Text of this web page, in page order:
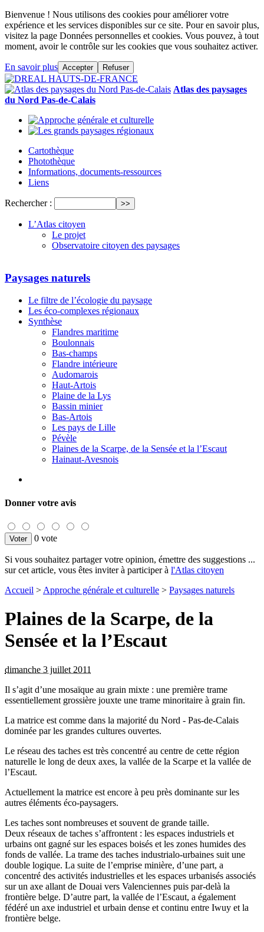
Bienvenue ! Nous utilisons des cookies pour améliorer votre
expérience et les services disponibles sur ce site. Pour en savoir plus,
visitez la page Données personnelles et cookies. Vous pouvez, à tout
moment, avoir le contrôle sur les cookies que vous souhaitez activer.
En savoir plus Accepter Refuser
Atlas des paysages
du Nord Pas-de-Calais
Cartothèque
Photothèque
Informations, documents-ressources
Liens
Rechercher :
L’Atlas citoyen
Le projet
Observatoire citoyen des paysages
Paysages naturels
Le filtre de l’écologie du paysage
Les éco-complexes régionaux
Synthèse
Flandres maritime
Boulonnais
Bas-champs
Flandre intérieure
Audomarois
Haut-Artois
Plaine de la Lys
Bassin minier
Bas-Artois
Les pays de Lille
Pévèle
Plaines de la Scarpe, de la Sensée et la l’Escaut
Hainaut-Avesnois
Donner votre avis
0 vote
Si vous souhaitez partager votre opinion, émettre des suggestions ...
sur cet article, vous êtes inviter à participer à l'Atlas citoyen
Accueil > Approche générale et culturelle > Paysages naturels
Plaines de la Scarpe, de la
Sensée et la l’Escaut
dimanche 3 juillet 2011
Il s’agit d’une mosaïque au grain mixte : une première trame
essentiellement grossière jouxte une trame minoritaire à grain fin.
La matrice est comme dans la majorité du Nord - Pas-de-Calais
dominée par les grandes cultures ouvertes.
Le réseau des taches est très concentré au centre de cette région
naturelle le long de deux axes, la vallée de la Scarpe et la vallée de
l’Escaut.
Actuellement la matrice est encore à peu près dominante sur les
autres éléments éco-paysagers.
Les taches sont nombreuses et souvent de grande taille.
Deux réseaux de taches s’affrontent : les espaces industriels et
urbains ont gagné sur les espaces boisés et les zones humides des
fonds de vallée. La trame des taches industrialo-urbaines suit une
double logique. La suite de l’emprise minière, d’une part, a
concentré des activités industrielles et les espaces urbanisés associés
sur un axe allant de Douai vers Valenciennes puis par-delà la
frontière belge. D’autre part, la vallée de l’Escaut, a également
fédéré un axe industriel et urbain dense et continu entre Iwuy et la
frontière belge.